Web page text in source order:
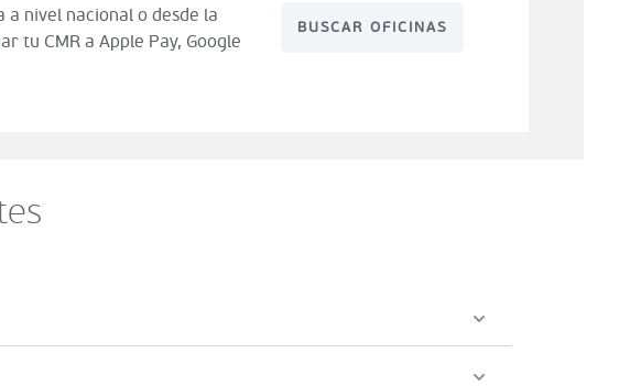
nivel nacional o desde la
tu CMR a Apple Pay, Google
BUSCAR OFICINAS